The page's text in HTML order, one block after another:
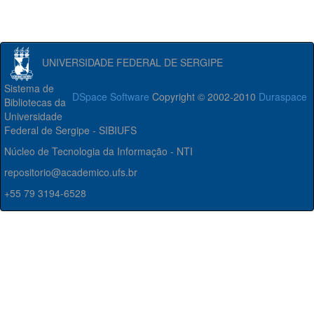
UNIVERSIDADE FEDERAL DE SERGIPE
DSpace Software Copyright © 2002-2010 Duraspace
Sistema de
Bibliotecas da
Universidade
Federal de Sergipe - SIBIUFS
Núcleo de Tecnologia da Informação - NTI
repositorio@academico.ufs.br
+55 79 3194-6528